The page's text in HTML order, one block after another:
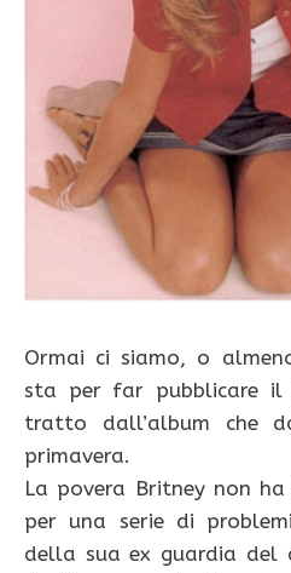
Ormai ci siamo, o
sta per far pubblicare il
tratto dall’album che
primavera.
La povera Britney non
per una serie di
della sua ex guardia del